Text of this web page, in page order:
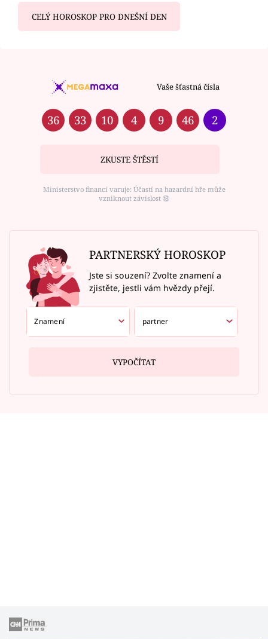
CELÝ HOROSKOP PRO DNEŠNÍ DEN
Vaše šťastná čísla
36 33 10 4 9 46 2
ZKUSTE ŠTĚSTÍ
Ministerstvo financí varuje: Účastí na hazardní hře může
vzniknout závislost ⑱
PARTNERSKÝ HOROSKOP
Jste si souzení? Zvolte znamení a
zjistěte, jestli vám hvězdy přejí.
VYPOČÍTAT